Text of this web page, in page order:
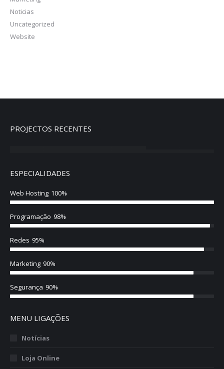
Noticias
Uncategorized
Website
PROJECTOS RECENTES
ESPECIALIDADES
Web Hosting 100%
Programação 98%
Redes 95%
Marketing 90%
Segurança 90%
MENU LIGAÇÕES
Notícias
Loja Online